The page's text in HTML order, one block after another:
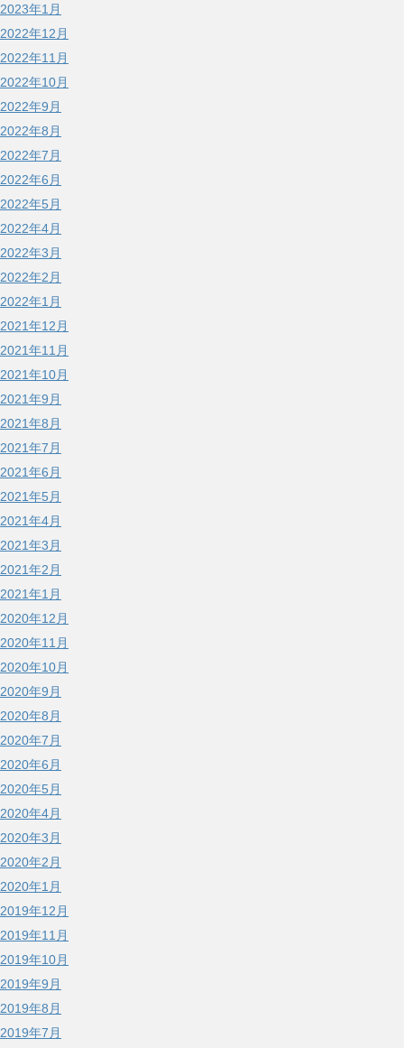
2023年1月
2022年12月
2022年11月
2022年10月
2022年9月
2022年8月
2022年7月
2022年6月
2022年5月
2022年4月
2022年3月
2022年2月
2022年1月
2021年12月
2021年11月
2021年10月
2021年9月
2021年8月
2021年7月
2021年6月
2021年5月
2021年4月
2021年3月
2021年2月
2021年1月
2020年12月
2020年11月
2020年10月
2020年9月
2020年8月
2020年7月
2020年6月
2020年5月
2020年4月
2020年3月
2020年2月
2020年1月
2019年12月
2019年11月
2019年10月
2019年9月
2019年8月
2019年7月